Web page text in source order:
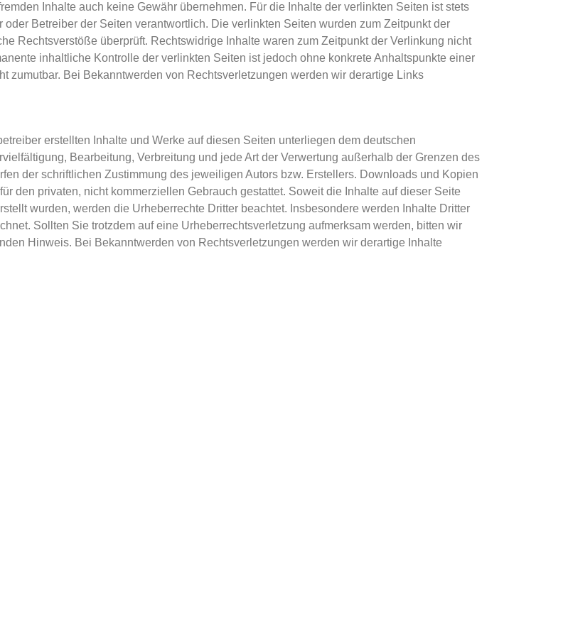
Inhalte auch keine Gewähr übernehmen. Für die Inhalte der verlinkten Seiten ist stets
oder Betreiber der Seiten verantwortlich. Die verlinkten Seiten wurden zum Zeitpunkt der
Rechtsverstöße überprüft. Rechtswidrige Inhalte waren zum Zeitpunkt der Verlinkung nicht
inhaltliche Kontrolle der verlinkten Seiten ist jedoch ohne konkrete Anhaltspunkte einer
zumutbar. Bei Bekanntwerden von Rechtsverletzungen werden wir derartige Links
erstellten Inhalte und Werke auf diesen Seiten unterliegen dem deutschen
Bearbeitung, Verbreitung und jede Art der Verwertung außerhalb der Grenzen des
der schriftlichen Zustimmung des jeweiligen Autors bzw. Erstellers. Downloads und Kopien
den privaten, nicht kommerziellen Gebrauch gestattet. Soweit die Inhalte auf dieser Seite
wurden, werden die Urheberrechte Dritter beachtet. Insbesondere werden Inhalte Dritter
Sollten Sie trotzdem auf eine Urheberrechtsverletzung aufmerksam werden, bitten wir
Hinweis. Bei Bekanntwerden von Rechtsverletzungen werden wir derartige Inhalte